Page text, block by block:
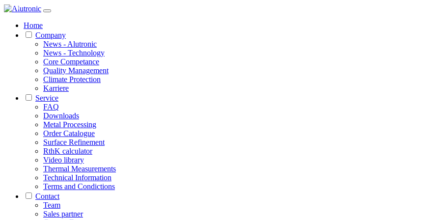
Home
Company
News - Alutronic
News - Technology
Core Competance
Quality Management
Climate Protection
Karriere
Service
FAQ
Downloads
Metal Processing
Order Catalogue
Surface Refinement
RthK calculator
Video library
Thermal Measurements
Technical Information
Terms and Condictions
Contact
Team
Sales partner
1 / 1